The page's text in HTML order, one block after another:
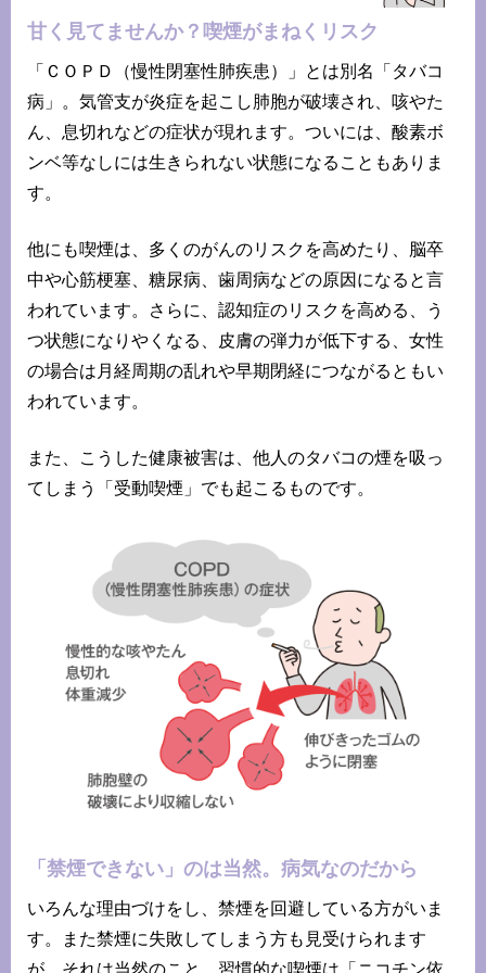
甘く見てませんか？喫煙がまねくリスク
「ＣＯＰＤ（慢性閉塞性肺疾患）」とは別名「タバコ
病」。気管支が炎症を起こし肺胞が破壊され、咳やた
ん、息切れなどの症状が現れます。ついには、酸素ボ
ンベ等なしには生きられない状態になることもありま
す。
他にも喫煙は、多くのがんのリスクを高めたり、脳卒
中や心筋梗塞、糖尿病、歯周病などの原因になると言
われています。さらに、認知症のリスクを高める、う
つ状態になりやくなる、皮膚の弾力が低下する、女性
の場合は月経周期の乱れや早期閉経につながるともい
われています。
また、こうした健康被害は、他人のタバコの煙を吸っ
てしまう「受動喫煙」でも起こるものです。
「禁煙できない」のは当然。病気なのだから
いろんな理由づけをし、禁煙を回避している方がいま
す。また禁煙に失敗してしまう方も見受けられます
が、それは当然のこと。習慣的な喫煙は「ニコチン依